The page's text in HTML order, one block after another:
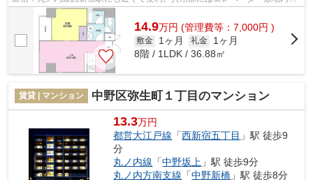
み置き場などが揃っており、とても充...
14.9万円 (管理費等：7,000円 )
敷金 1ヶ月 礼金
1ヶ月
8階 / 1LDK / 36.88㎡
賃貸 | マンション 中野区弥生町１丁目のマンション
13.3万円
都営大江戸線 「西新宿五丁目 」駅 徒歩9
分
丸ノ内線 「中野坂上 」駅 徒歩9分
丸ノ内方南支線 「中野新橋 」駅 徒歩8分